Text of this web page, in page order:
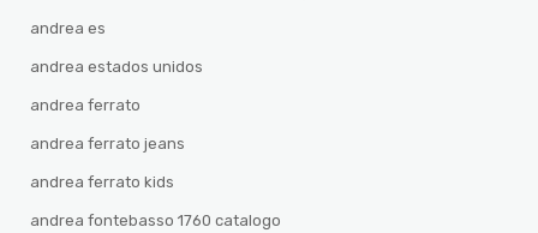
andrea es
andrea estados unidos
andrea ferrato
andrea ferrato jeans
andrea ferrato kids
andrea fontebasso 1760 catalogo